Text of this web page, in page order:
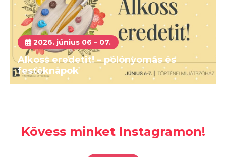
2026. június 06 – 07.
Alkoss eredetit! – pólónyomás és
festéknapok
Kövess minket Instagramon!